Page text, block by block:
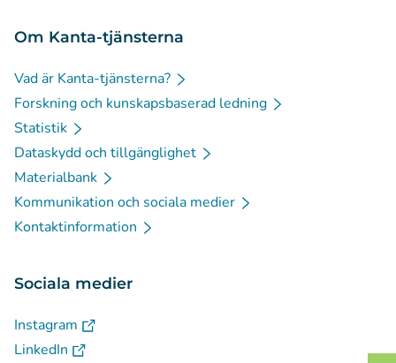
Om Kanta-tjänsterna
Vad är Kanta-tjänsterna?
Forskning och kunskapsbaserad ledning
Statistik
Dataskydd och tillgänglighet
Materialbank
Kommunikation och sociala medier
Kontaktinformation
Sociala medier
Instagram Avautuu uuteen välilehteen
LinkedIn Avautuu uuteen välilehteen